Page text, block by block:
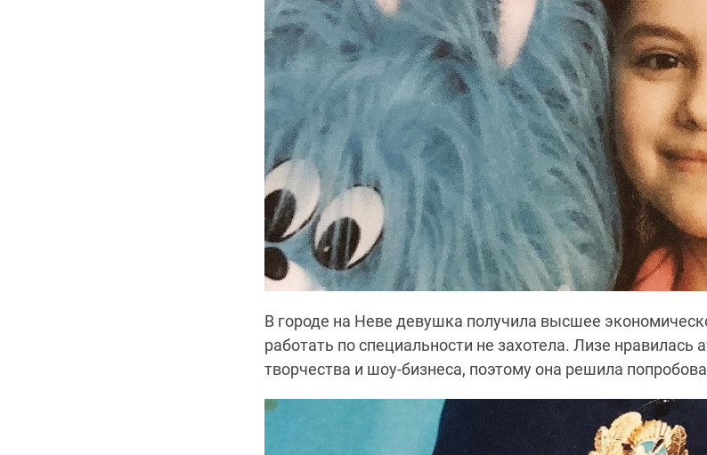
В городе на Неве девушка получила высшее
работать по специальности не захотела. Лизе
творчества и шоу-бизнеса, поэтому она решила